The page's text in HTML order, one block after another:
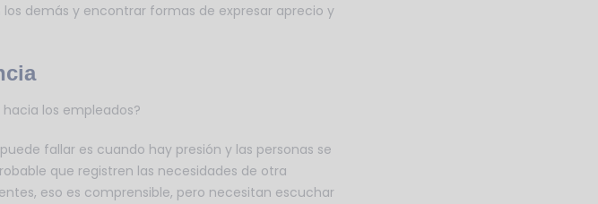
demás y encontrar formas de expresar aprecio y
los empleados?
fallar es cuando hay presión y las personas se
que registren las necesidades de otra
eso es comprensible, pero necesitan escuchar